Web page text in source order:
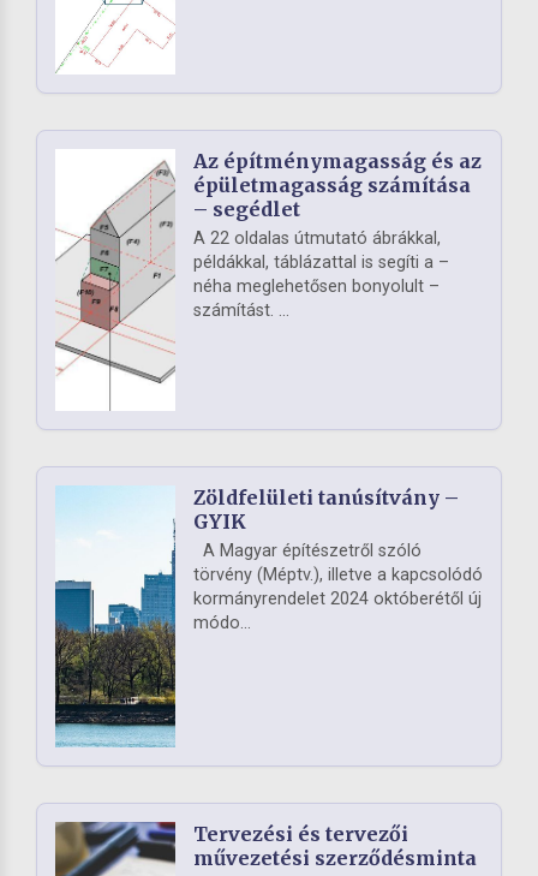
Az építménymagasság és az
épületmagasság számítása
– segédlet
A 22 oldalas útmutató ábrákkal,
példákkal, táblázattal is segíti a –
néha meglehetősen bonyolult –
számítást. ...
Zöldfelületi tanúsítvány –
GYIK
A Magyar építészetről szóló
törvény (Méptv.), illetve a kapcsolódó
kormányrendelet 2024 októberétől új
módo...
Tervezési és tervezői
művezetési szerződésminta